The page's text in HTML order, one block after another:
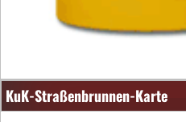
KuK-Straßenbrunnen-Karte